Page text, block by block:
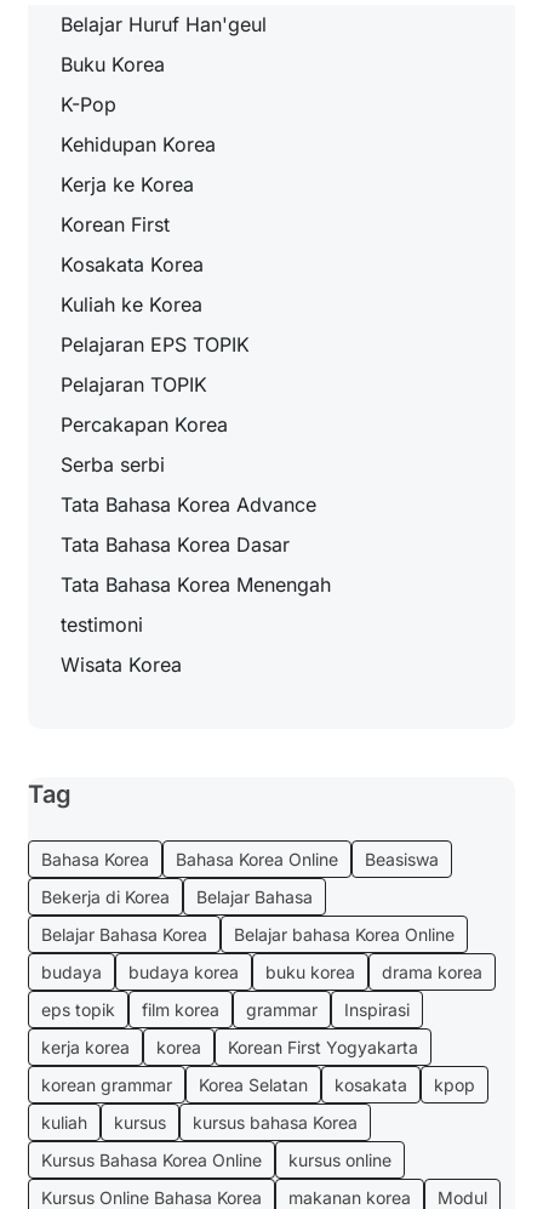
Belajar Huruf Han'geul
Buku Korea
K-Pop
Kehidupan Korea
Kerja ke Korea
Korean First
Kosakata Korea
Kuliah ke Korea
Pelajaran EPS TOPIK
Pelajaran TOPIK
Percakapan Korea
Serba serbi
Tata Bahasa Korea Advance
Tata Bahasa Korea Dasar
Tata Bahasa Korea Menengah
testimoni
Wisata Korea
Tag
Bahasa Korea Bahasa Korea Online
Beasiswa
Bekerja di Korea
Belajar Bahasa
Belajar Bahasa Korea
Belajar bahasa Korea Online
budaya
budaya korea buku korea
drama korea
eps topik
film korea grammar
Inspirasi
kerja korea
korea
Korean First Yogyakarta
korean grammar
Korea Selatan kosakata
kpop
kuliah
kursus
kursus bahasa Korea
Kursus Bahasa Korea Online
kursus online
Kursus Online Bahasa Korea
makanan korea
Modul